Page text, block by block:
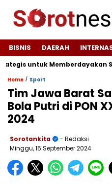
BISNIS DAERAH
untuk Memberdayakan
Home / Sport
Tim Jawa Barat
Bola Putri di PON
2024
Sorotankita
- Redaksi
Minggu, 15 September 2024